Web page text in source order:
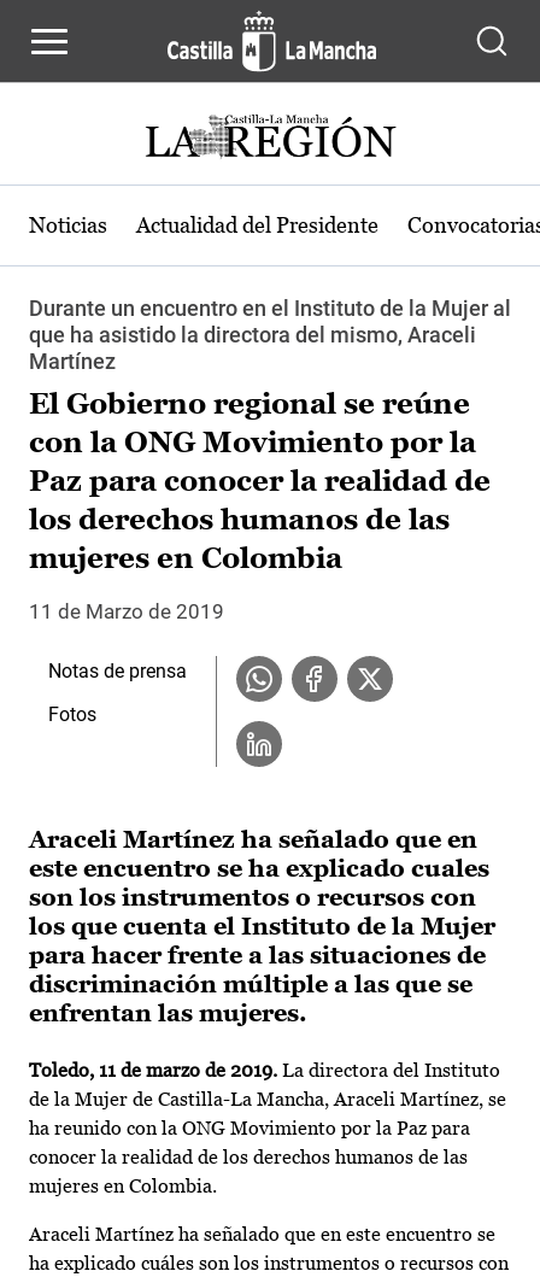
Noticias Actualidad del Presidente
Durante un encuentro en el Instituto de la Mujer al
que ha asistido la directora del mismo, Araceli
Martínez
El Gobierno regional se reúne
con la ONG Movimiento por la
Paz para conocer la realidad de
los derechos humanos de las
mujeres en Colombia
11 de Marzo de 2019
Araceli Martínez ha señalado que en
este encuentro se ha explicado cuales
son los instrumentos o recursos con
los que cuenta el Instituto de la Mujer
para hacer frente a las situaciones de
discriminación múltiple a las que se
enfrentan las mujeres.
Toledo, 11 de marzo de 2019. La directora del Instituto
de la Mujer de Castilla-La Mancha, Araceli Martínez, se
ha reunido con la ONG Movimiento por la Paz para
conocer la realidad de los derechos humanos de las
mujeres en Colombia.
Araceli Martínez ha señalado que en este encuentro se
ha explicado cuáles son los instrumentos o recursos con
Notas de prensa
Fotos